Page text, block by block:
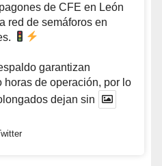
de CFE en León
red de semáforos en
garantizan
horas de operación, por lo
dejan sin